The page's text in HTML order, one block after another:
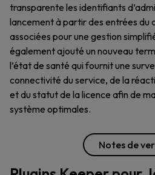
transparente les identifiants
lancement à partir des entrées
associées pour une gestion
également ajouté un nouveau
l’état de santé qui fournit une
connectivité du service, de la
et du statut de la licence afin de
système optimales.
Notes de